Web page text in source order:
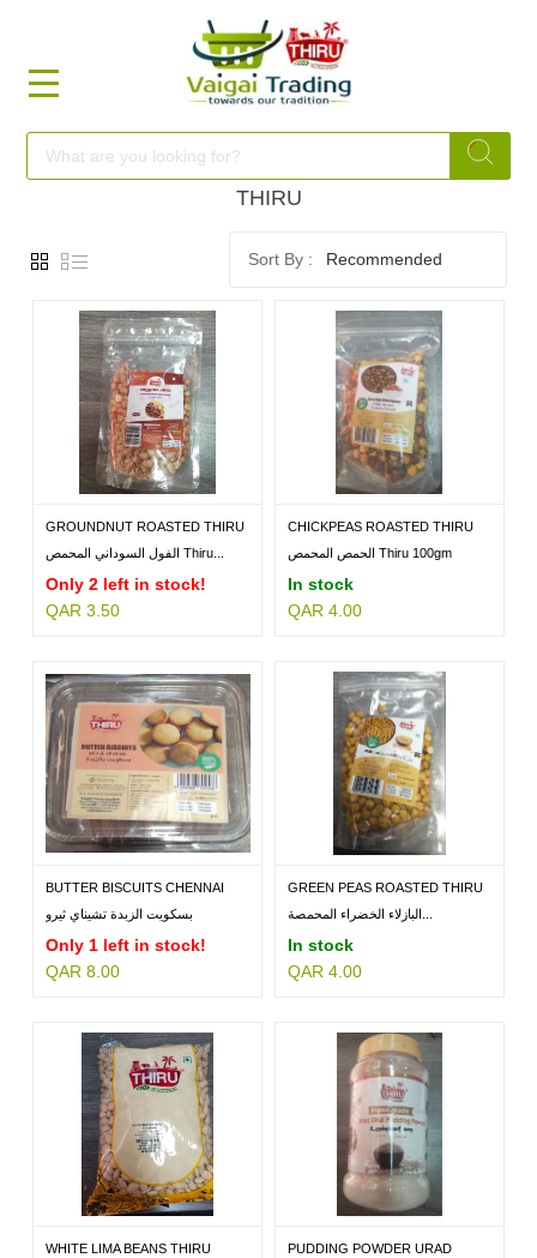
HOME
FOOD
FESTIVAL
FOOD
BRANDS
THIRU
Recommended
GROUNDNUT ROASTED THIRU
100GM
الفول السوداني المحمص Thiru...
Only 2 left in stock!
QAR 3.50
CHICKPEAS ROASTED THIRU
100GM
الحمص المحمص Thiru 100gm
In stock
QAR 4.00
BUTTER BISCUITS CHENNAI
THIRU
بسكويت الزبدة تشيناي ثيرو
Only 1 left in stock!
QAR 8.00
GREEN PEAS ROASTED THIRU
In stock
QAR 4.00
WHITE LIMA BEANS THIRU
PUDDING POWDER URAD